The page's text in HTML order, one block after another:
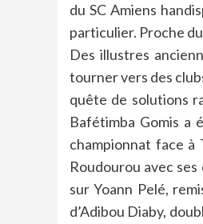
du SC Amiens
particulier. Proche
Des illustres
tourner vers des
quête de solutions
Bafétimba Gomis a
championnat face à
Roudourou avec
sur Yoann Pelé,
d’Adibou Diaby,